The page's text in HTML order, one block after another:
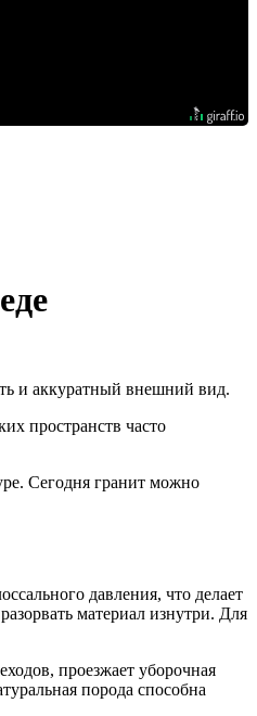
и аккуратный внешний вид.
пространств часто
Сегодня гранит можно
давления, что делает
материал изнутри. Для
проезжает уборочная
порода способна